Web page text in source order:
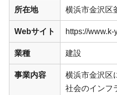
所在地 横浜市金沢区
Webサイト https://www.k-
業種 建設
事業内容
横浜市金沢区
社会のインフ